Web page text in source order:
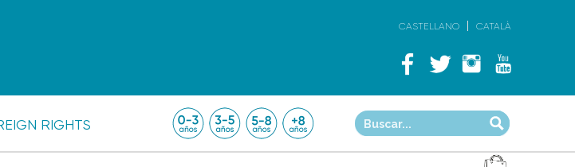
CASTELLANO CATALÀ
RIGHTS